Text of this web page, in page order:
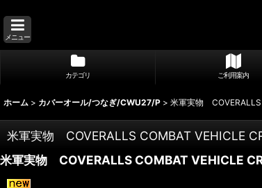
メニュー
カテゴリ ご利用案内
ホーム > カバーオール/つなぎ/CWU27/P > 米軍実物
米軍実物 COVERALLS COMBAT VEHICLE
米軍実物 COVERALLS COMBAT VEHICLE